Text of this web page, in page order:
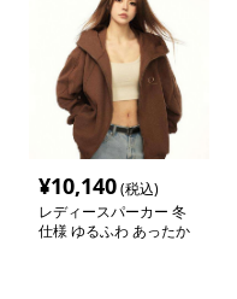
¥10,140(税込)
レディースパーカー 冬
仕様 ゆるふわ あったか